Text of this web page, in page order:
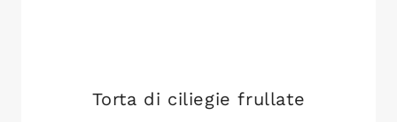
Torta di ciliegie frullate